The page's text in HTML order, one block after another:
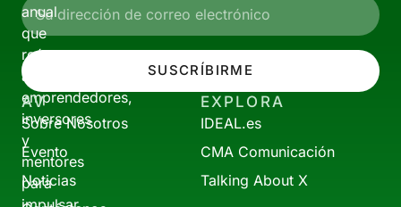
anual
que
reúne
a
emprendedores,
inversores
y
mentores
para
SUSCRÍBIRME
AV
Sobre Nosotros
Evento
Noticias
EXPLORA
IDEAL.es
CMA Comunicación
Talking About X